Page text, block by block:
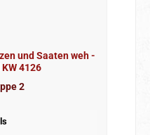
und Saaten weh -
4126
2